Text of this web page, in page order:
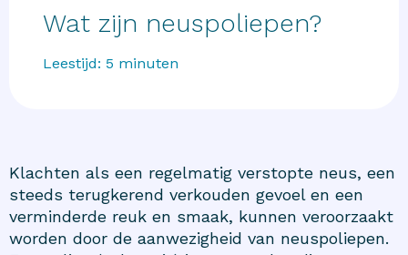
Wat zijn neuspoliepen?
Leestijd: 5 minuten
Klachten als een regelmatig verstopte neus, een
steeds terugkerend verkouden gevoel en een
verminderde reuk en smaak, kunnen veroorzaakt
worden door de aanwezigheid van neuspoliepen.